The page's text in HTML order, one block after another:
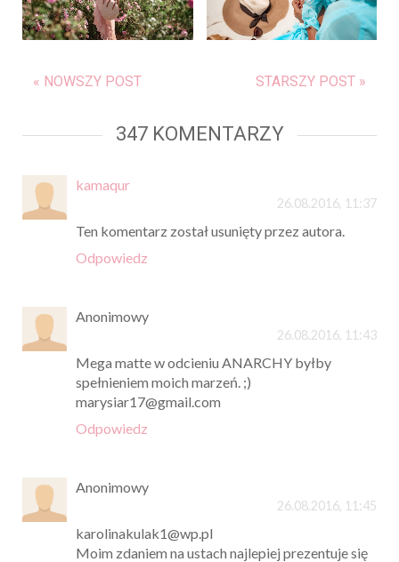
« NOWSZY POST STARSZY POST »
347 KOMENTARZY
kamaqur
26.08.2016, 11:37
Ten komentarz został usunięty przez autora.
Odpowiedz
Anonimowy
26.08.2016, 11:43
Mega matte w odcieniu ANARCHY byłby
spełnieniem moich marzeń. ;)
marysiar17@gmail.com
Odpowiedz
Anonimowy
26.08.2016, 11:45
karolinakulak1@wp.pl
Moim zdaniem na ustach najlepiej prezentuje się